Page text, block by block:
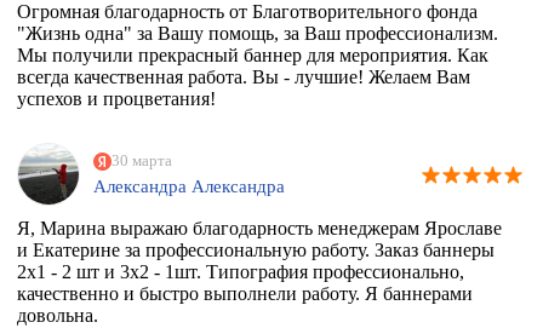
Огромная благодарность от Благотворительного фонда
"Жизнь одна" за Вашу помощь, за Ваш профессионализм.
Мы получили прекрасный баннер для мероприятия. Как
всегда качественная работа. Вы - лучшие! Желаем Вам
успехов и процветания!
30 марта
Александра Александра
Я, Марина выражаю благодарность менеджерам Ярославе
и Екатерине за профессиональную работу. Заказ баннеры
2х1 - 2 шт и 3х2 - 1шт. Типография профессионально,
качественно и быстро выполнели работу. Я баннерами
довольна.